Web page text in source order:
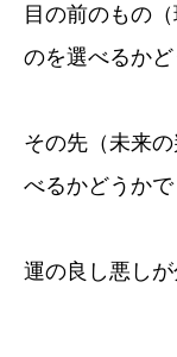
目の前のもの
のを選べるか
その先（未来
べるかどうかで
運の良し悪しが